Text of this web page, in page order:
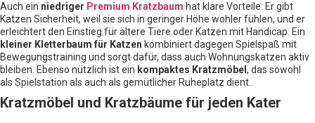
Auch ein niedriger Premium Kratzbaum hat klare Vorteile: Er gibt
Katzen Sicherheit, weil sie sich in geringer Höhe wohler fühlen, und er
erleichtert den Einstieg für ältere Tiere oder Katzen mit Handicap. Ein
kleiner Kletterbaum für Katzen kombiniert dagegen Spielspaß mit
Bewegungstraining und sorgt dafür, dass auch Wohnungskatzen aktiv
bleiben. Ebenso nützlich ist ein kompaktes Kratzmöbel , das sowohl
als Spielstation als auch als gemütlicher Ruheplatz dient..
Kratzmöbel und Kratzbäume für jeden Kater